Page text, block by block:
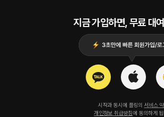
지금 가입하면, 무료 대
시작과 동시에 플링의 서비스
개인정보 취급방침에 동의하게